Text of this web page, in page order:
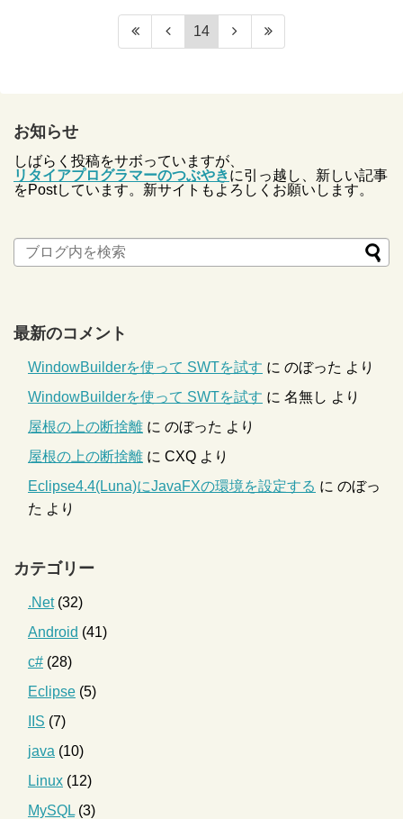
14
お知らせ
しばらく投稿をサボっていますが、
リタイアプログラマーのつぶやきに引っ越し、新しい記事
をPostしています。新サイトもよろしくお願いします。
最新のコメント
WindowBuilderを使って SWTを試す に のぼった より
WindowBuilderを使って SWTを試す に 名無し より
屋根の上の断捨離 に のぼった より
屋根の上の断捨離 に CXQ より
Eclipse4.4(Luna)にJavaFXの環境を設定する に のぼっ
た より
カテゴリー
.Net(32)
Android (41)
c# (28)
Eclipse (5)
IIS (7)
java (10)
Linux (12)
MySQL (3)